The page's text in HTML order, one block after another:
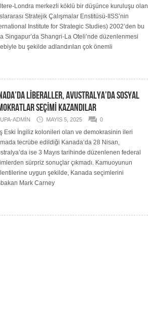
Londra merkezli köklü bir düşünce kuruluşu olan
Stratejik Çalışmalar Enstitüsü-IISS’nin
Institute for Strategic Studies) 2002’den bu
Singapur’da Shangri-La Oteli’nde düzenlenmesi
bu şekilde adlandırılan çok önemli
LİBERALLER, AVUSTRALYA’DA SOSYAL
SEÇİMİ KAZANDILAR
UPA-ADMIN MAYIS 5, 2025 0
Eski İngiliz kolonileri olan ve demokrasinin ileri
tecrübe edildiği Kanada’da 28 Nisan,
ise 3 Mayıs tarihinde düzenlenen federal
sürpriz sonuçlar çıkmadı. Kamuoyunun
uygun şekilde, Kanada seçimlerini
Mark Carney